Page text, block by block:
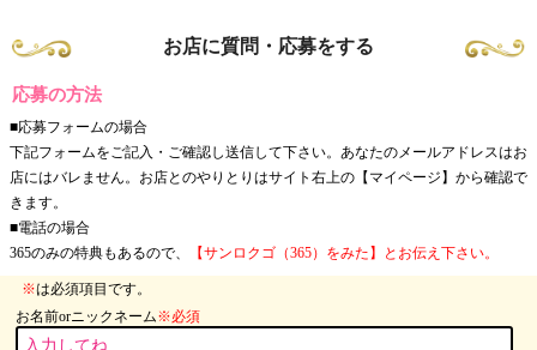
お店に質問・応募をする
応募の方法
■応募フォームの場合
下記フォームをご記入・ご確認し送信して下さい。あなたのメールアドレスはお
店にはバレません。お店とのやりとりはサイト右上の【マイページ】から確認で
きます。
■電話の場合
365のみの特典もあるので、
【サンロクゴ（365）をみた】とお伝え下さい。
※は必須項目です。
お名前orニックネーム※必須